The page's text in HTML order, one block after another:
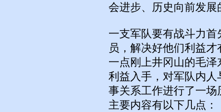
会进步、历史向前发展
一支军队要有战斗力
员，解决好他们利益
一点刚上井冈山的毛
利益入手，对军队内
事关系工作进行了一
主要内容有以下几点：